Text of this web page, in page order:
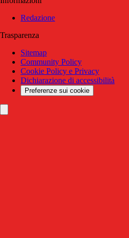
Redazione
Trasparenza
Sitemap
Community Policy
Cookie Policy e Privacy
Dichiarazione di accessibilità
Preferenze sui cookie